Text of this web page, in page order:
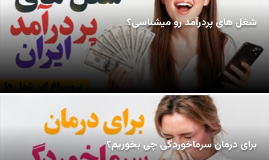
شغل های پردرآمد رو میشناسی؟
برای درمان سرماخوردگی چی بخوریم؟